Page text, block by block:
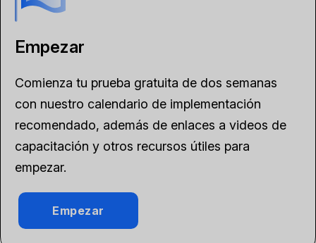
Empezar
Comienza tu prueba gratuita de dos semanas
con nuestro calendario de implementación
recomendado, además de enlaces a videos de
capacitación y otros recursos útiles para
empezar.
Empezar